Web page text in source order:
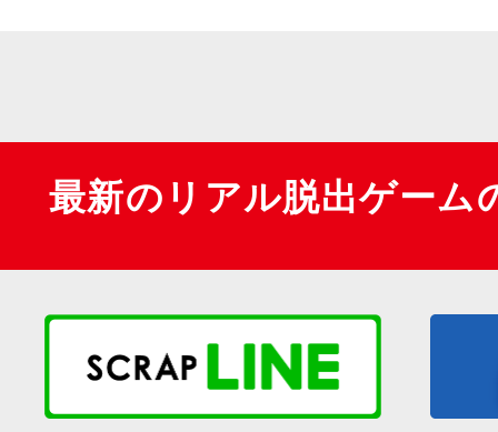
最新のリアル脱出ゲーム